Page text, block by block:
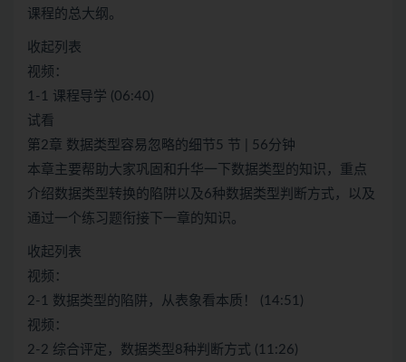
课程的总大纲。
收起列表
视频：
1-1 课程导学 (06:40)
试看
第2章 数据类型容易忽略的细节5 节 | 56分钟
本章主要帮助大家巩固和升华一下数据类型的知识，重点
介绍数据类型转换的陷阱以及6种数据类型判断方式，以及
通过一个练习题衔接下一章的知识。
收起列表
视频：
2-1 数据类型的陷阱，从表象看本质！ (14:51)
视频：
2-2 综合评定，数据类型8种判断方式 (11:26)